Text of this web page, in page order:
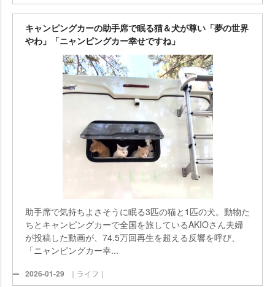
キャンピングカーの助手席で眠る猫＆犬が尊い「夢の世界
わ」「ニャンピングカー幸せですね」
助手席で気持ちよさそうに眠る3匹の猫と1匹の犬。動物た
ちとキャンピングカーで全国を旅しているAKIOさん夫婦
が投稿した動画が、74.5万回再生を超える反響を呼び、
「ニャンピングカー幸...
2026-01-29 ｜ライフ｜